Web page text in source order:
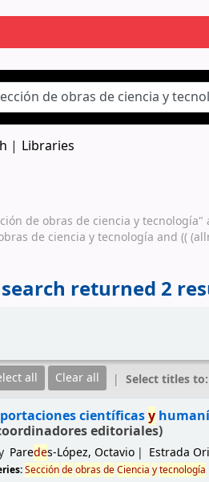
Libraries
de obras de ciencia y
de ciencia y tecnología and ((
returned 2
all
Clear all Select titles to:
científicasy
editoriales)
Paredes-López, Octavio Estrada
SeccióndeobrasdeCiencia ytecnología